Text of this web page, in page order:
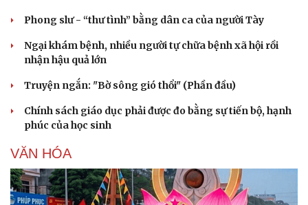
Phong slư - “thư tình” bằng dân ca của người Tày
Ngại khám bệnh, nhiều người tự chữa bệnh xã hội rồi
nhận hậu quả lớn
Truyện ngắn: "Bờ sông gió thổi" (Phần đầu)
Chính sách giáo dục phải được đo bằng sự tiến bộ, hạnh
phúc của học sinh
VĂN HÓA